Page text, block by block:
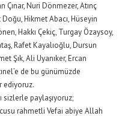
Nuri Dönmezer, Atınç
Hikmet Abacı, Hüseyin
Hakkı Çekiç, Turgay Özaysoy,
Rafet Kayalıoğlu, Dursun
Şık, Ali Uyanıker, Ercan
de bu günümüzde
ediyoruz.
sizlerle paylaşıyoruz;
rahmetli Vefai abiye Allah